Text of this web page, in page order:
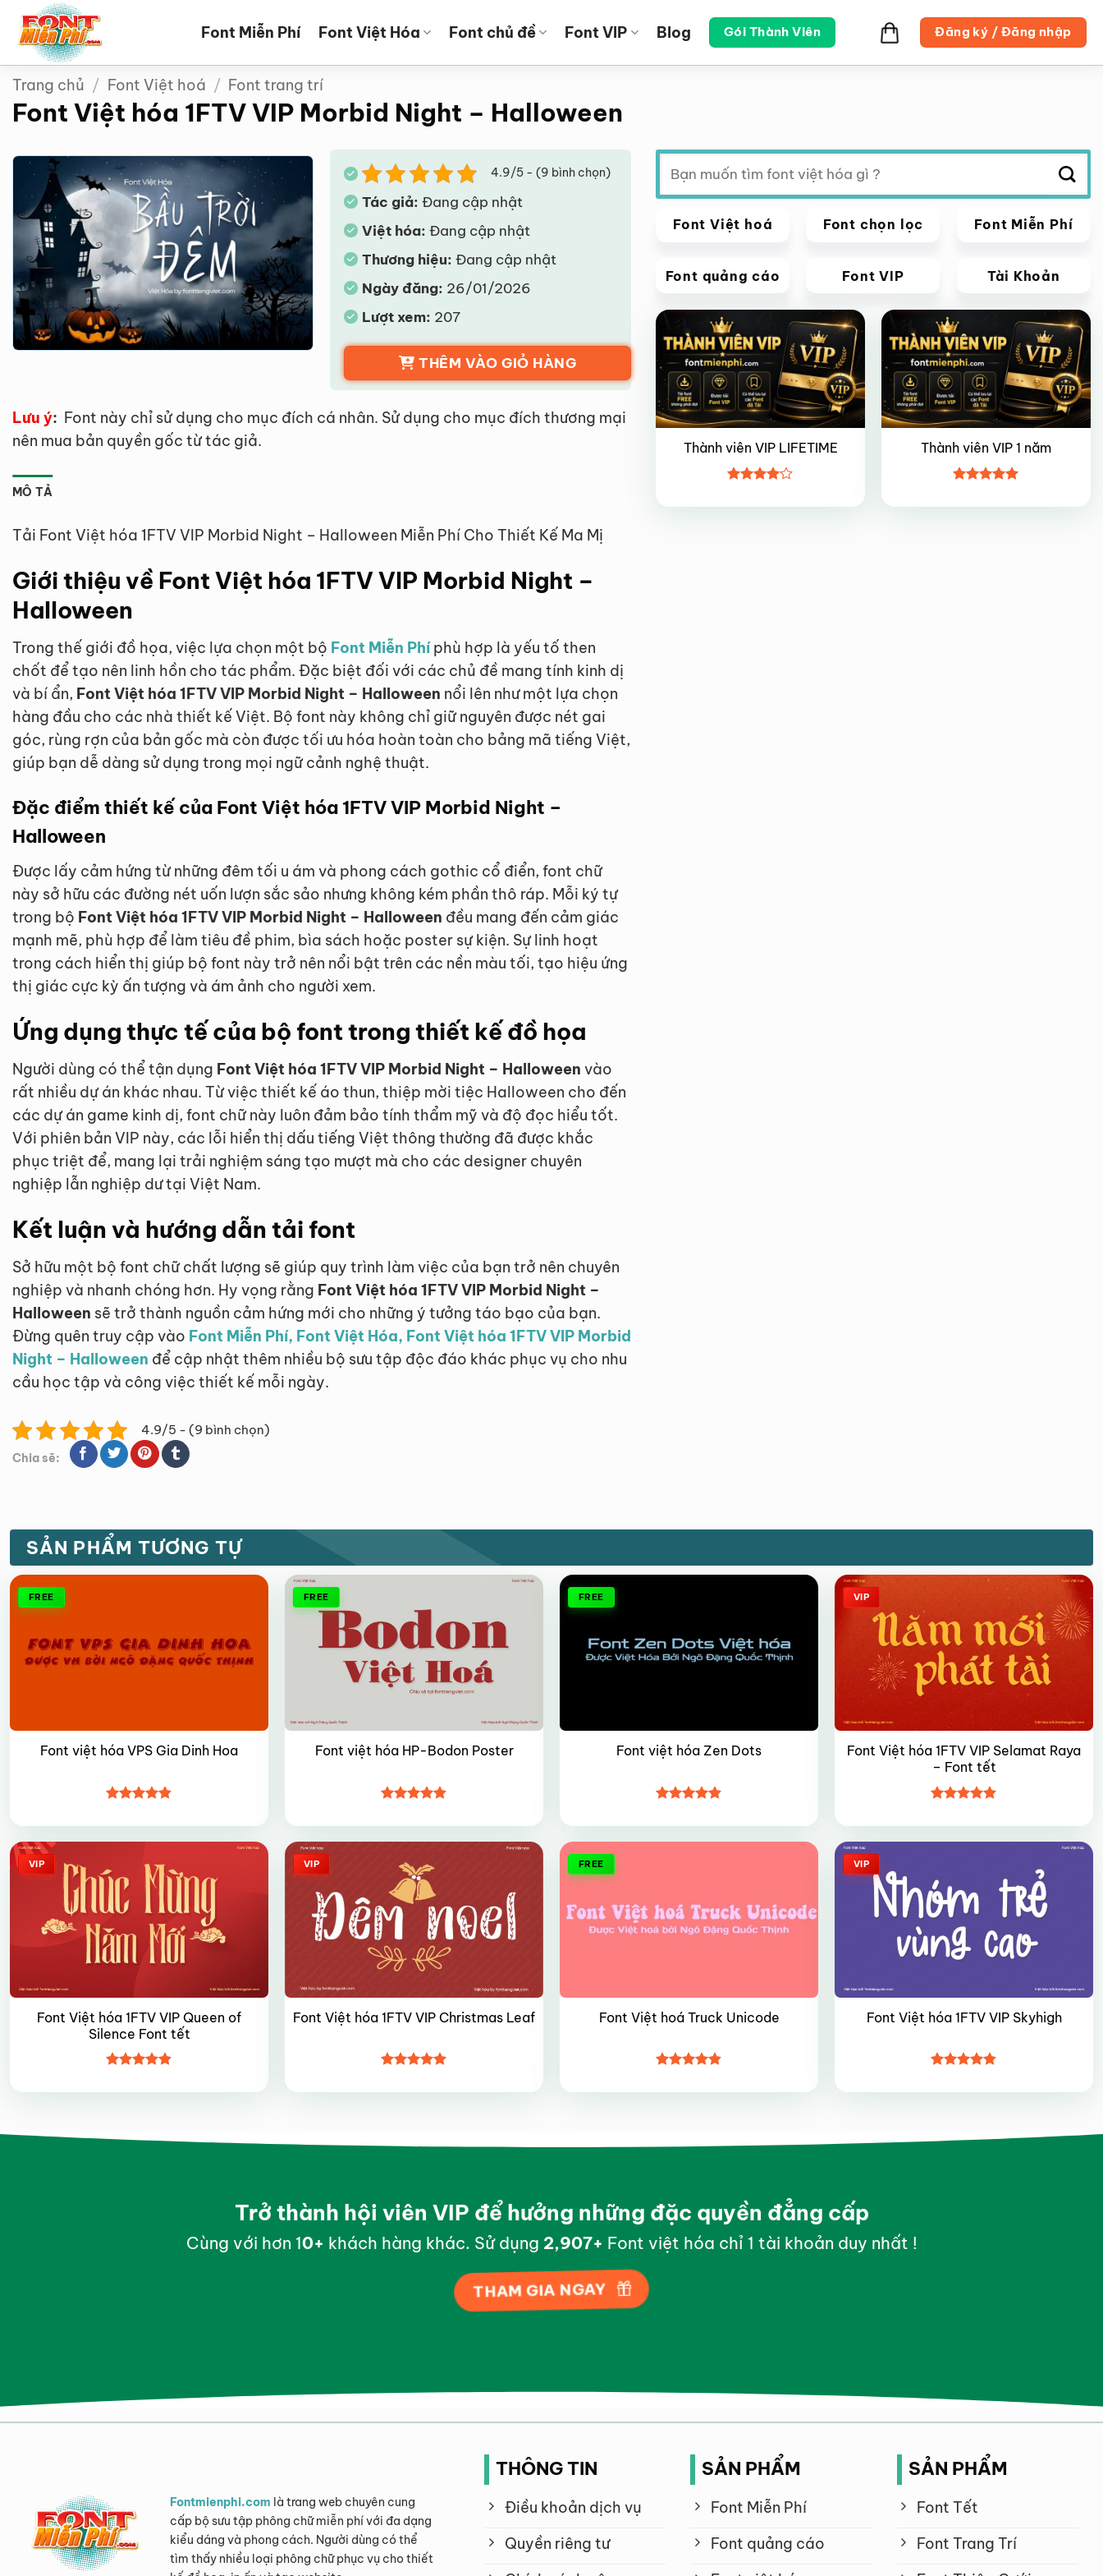
qua
dung
Font Miễn Phí Font Việt Hóa Font chủ đề Font VIP Blog Gói Thành Viên Đăng ký / Đăng nhập
Trang chủ / Font Việt hoá / Font trang trí
Font Việt hóa 1FTV VIP Morbid Night – Halloween
4.9/5 - (9 bình chọn)
Tác giả: Đang cập nhật
Việt hóa: Đang cập nhật
Thương hiệu: Đang cập nhật
Ngày đăng: 26/01/2026
Lượt xem: 207
THÊM VÀO GIỎ HÀNG
Lưu ý: Font này chỉ sử dụng cho mục đích cá nhân. Sử dụng cho mục đích thương mại
nên mua bản quyền gốc từ tác giả.
MÔ TẢ
Tải Font Việt hóa 1FTV VIP Morbid Night – Halloween Miễn Phí Cho Thiết Kế Ma Mị
Giới thiệu về Font Việt hóa 1FTV VIP Morbid Night –
Halloween
Trong thế giới đồ họa, việc lựa chọn một bộ Font Miễn Phíphù hợp là yếu tố then
chốt để tạo nên linh hồn cho tác phẩm. Đặc biệt đối với các chủ đề mang tính kinh dị
và bí ẩn, Font Việt hóa 1FTV VIP Morbid Night – Halloween nổi lên như một lựa chọn
hàng đầu cho các nhà thiết kế Việt. Bộ font này không chỉ giữ nguyên được nét gai
góc, rùng rợn của bản gốc mà còn được tối ưu hóa hoàn toàn cho bảng mã tiếng Việt,
giúp bạn dễ dàng sử dụng trong mọi ngữ cảnh nghệ thuật.
Đặc điểm thiết kế của Font Việt hóa 1FTV VIP Morbid Night –
Halloween
Được lấy cảm hứng từ những đêm tối u ám và phong cách gothic cổ điển, font chữ
này sở hữu các đường nét uốn lượn sắc sảo nhưng không kém phần thô ráp. Mỗi ký tự
trong bộ Font Việt hóa 1FTV VIP Morbid Night – Halloween đều mang đến cảm giác
mạnh mẽ, phù hợp để làm tiêu đề phim, bìa sách hoặc poster sự kiện. Sự linh hoạt
trong cách hiển thị giúp bộ font này trở nên nổi bật trên các nền màu tối, tạo hiệu ứng
thị giác cực kỳ ấn tượng và ám ảnh cho người xem.
Ứng dụng thực tế của bộ font trong thiết kế đồ họa
Người dùng có thể tận dụng Font Việt hóa 1FTV VIP Morbid Night – Halloween vào
rất nhiều dự án khác nhau. Từ việc thiết kế áo thun, thiệp mời tiệc Halloween cho đến
các dự án game kinh dị, font chữ này luôn đảm bảo tính thẩm mỹ và độ đọc hiểu tốt.
Với phiên bản VIP này, các lỗi hiển thị dấu tiếng Việt thông thường đã được khắc
phục triệt để, mang lại trải nghiệm sáng tạo mượt mà cho các designer chuyên
nghiệp lẫn nghiệp dư tại Việt Nam.
Kết luận và hướng dẫn tải font
Sở hữu một bộ font chữ chất lượng sẽ giúp quy trình làm việc của bạn trở nên chuyên
nghiệp và nhanh chóng hơn. Hy vọng rằng Font Việt hóa 1FTV VIP Morbid Night –
Halloween sẽ trở thành nguồn cảm hứng mới cho những ý tưởng táo bạo của bạn.
Đừng quên truy cập vào Font Miễn Phí, Font Việt Hóa, Font Việt hóa 1FTV VIP Morbid
Night – Halloween để cập nhật thêm nhiều bộ sưu tập độc đáo khác phục vụ cho nhu
cầu học tập và công việc thiết kế mỗi ngày.
4.9/5 - (9 bình chọn)
Chia sẽ:
Tìm
kiếm:
Font Việt hoá Font chọn lọc Font Miễn Phí
Font quảng cáo Font VIP Tài Khoản
Giảm giá!
Thành viên VIP LIFETIME
xếp hạng
Giảm giá!
Thành viên VIP 1 năm
hạng55
SẢN PHẨM TƯƠNG TỰ
FREE
Font việt hóa VPS Gia Dinh Hoa
hạng4.85
FREE
Font việt hóa HP-Bodon Poster
hạng4.85
FREE
Font việt hóa Zen Dots
hạng4.95
VIP
Font Việt hóa 1FTV VIP Selamat Raya
– Font tết
hạng4.95
VIP
Font Việt hóa 1FTV VIP Queen of
Silence Font tết
hạng4.85
VIP
Font Việt hóa 1FTV VIP Christmas Leaf
hạng55
FREE
Font Việt hoá Truck Unicode
hạng4.85
VIP
Font Việt hóa 1FTV VIP Skyhigh
hạng4.85
Trở thành hội viên VIP để hưởng những đặc quyền đẳng cấp
Cùng với hơn 10+ khách hàng khác. Sử dụng 2,998+ Font việt hóa chỉ 1 tài khoản duy nhất !
THAM GIA NGAY
Fontmienphi.com là trang web chuyên cung
cấp bộ sưu tập phông chữ miễn phí với đa dạng
kiểu dáng và phong cách. Người dùng có thể
tìm thấy nhiều loại phông chữ phục vụ cho thiết
THÔNG TIN
Điều khoản dịch vụ
Quyền riêng tư
SẢN PHẨM
Font Miễn Phí
Font quảng cáo
SẢN PHẨM
Font Tết
Font Trang Trí